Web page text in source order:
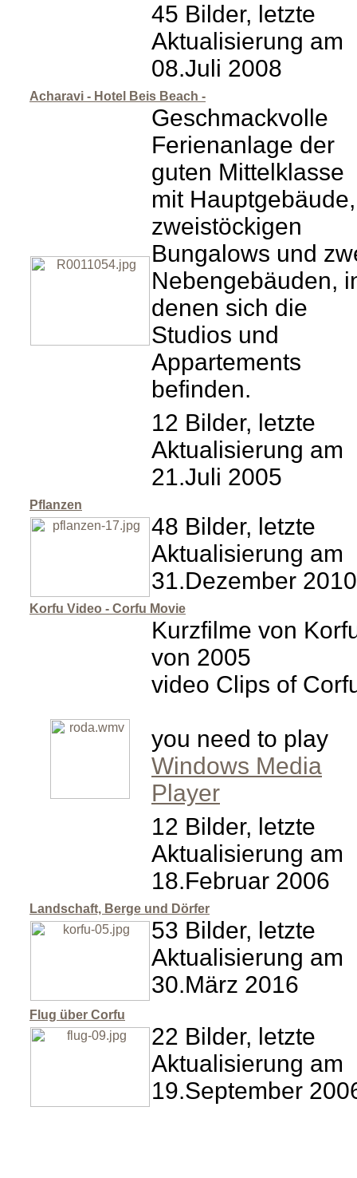
45 Bilder, letzte
Aktualisierung am
08.Juli 2008
Acharavi - Hotel Beis Beach -
Geschmackvolle
Ferienanlage der
guten Mittelklasse
mit Hauptgebäude,
zweistöckigen
Bungalows und
Nebengebäuden,
denen sich die
Studios und
Appartements
befinden.
12 Bilder, letzte
Aktualisierung am
21.Juli 2005
Pflanzen
48 Bilder, letzte
Aktualisierung am
31.Dezember 2010
Korfu Video - Corfu Movie
Kurzfilme von
von 2005
video Clips of
you need to play
Windows Media
Player
12 Bilder, letzte
Aktualisierung am
18.Februar 2006
Landschaft, Berge und Dörfer
53 Bilder, letzte
Aktualisierung am
30.März 2016
Flug über Corfu
22 Bilder, letzte
Aktualisierung am
19.September